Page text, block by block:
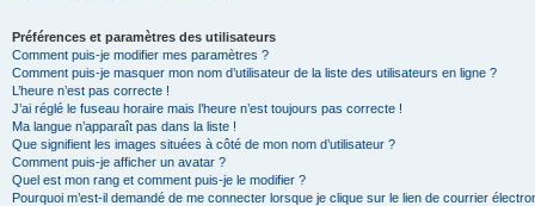
Préférences et paramètres des utilisateurs
Comment puis-je modifier mes paramètres ?
Comment puis-je masquer mon nom d’utilisateur de la liste des utilisateurs en ligne ?
L’heure n’est pas correcte !
J’ai réglé le fuseau horaire mais l’heure n’est toujours pas correcte !
Ma langue n’apparaît pas dans la liste !
Que signifient les images situées à côté de mon nom d’utilisateur ?
Comment puis-je afficher un avatar ?
Quel est mon rang et comment puis-je le modifier ?
Pourquoi m’est-il demandé de me connecter lorsque je clique sur le lien de courrier